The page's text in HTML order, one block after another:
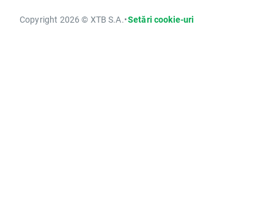
Copyright 2026 © XTB S.A.•Setări cookie-uri